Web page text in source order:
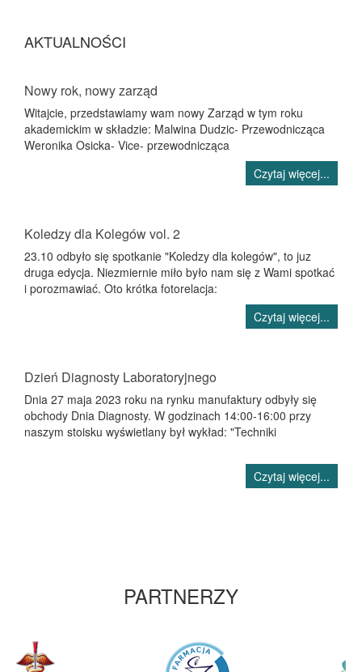
AKTUALNOŚCI
Nowy rok, nowy zarząd
Witajcie, przedstawiamy wam nowy Zarząd w tym roku
akademickim w składzie: Malwina Dudzic- Przewodnicząca
Weronika Osicka- Vice- przewodnicząca
Czytaj więcej...
Koledzy dla Kolegów vol. 2
23.10 odbyło się spotkanie "Koledzy dla kolegów", to juz
druga edycja. Niezmiernie miło było nam się z Wami spotkać
i porozmawiać. Oto krótka fotorelacja:
Czytaj więcej...
Dzień Diagnosty Laboratoryjnego
Dnia 27 maja 2023 roku na rynku manufaktury odbyły się
obchody Dnia Diagnosty. W godzinach 14:00-16:00 przy
naszym stoisku wyświetlany był wykład: "Techniki
Czytaj więcej...
PARTNERZY